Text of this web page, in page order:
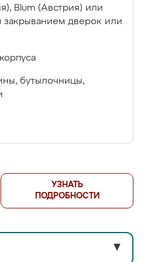
Blum (Австрия) или
закрыванием дверок или
бутылочницы,
УЗНАТЬ
ПОДРОБНОСТИ
▼